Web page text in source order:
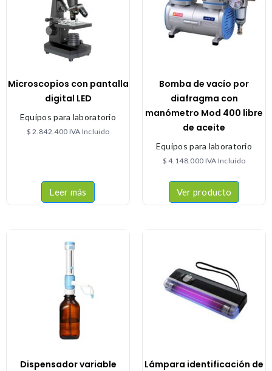
Microscopios con pantalla
digital LED
Equipos para laboratorio
$ 2.842.400 IVA Incluido
Leer más
Bomba de vacío por
diafragma con
manómetro Mod 400 libre
de aceite
Equipos para laboratorio
$ 4.148.000 IVA Incluido
Ver producto
Dispensador variable
Lámpara identificación de